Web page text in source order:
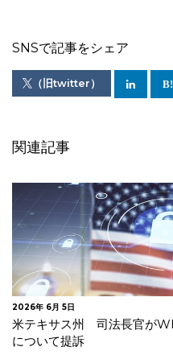
SNSで記事をシェア
（旧twitter）
関連記事
2026年 5月 14日
カナダ オンライン上の児童
イドラインを公表